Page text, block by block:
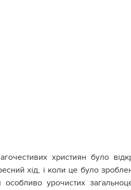
християн було
хід, і коли це було
урочистих